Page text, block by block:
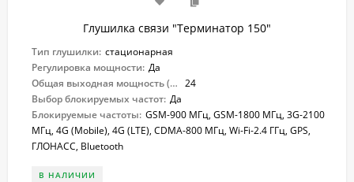
Глушилка связи "Терминатор 150"
Тип глушилки: стационарная
Регулировка мощности: Да
Общая выходная мощность (Вт): 24
Выбор блокируемых частот: Да
Блокируемые частоты: GSM-900 МГц, GSM-1800 МГц, 3G-2100
МГц, 4G (Mobile), 4G (LTE), CDMA-800 МГц, Wi-Fi-2.4 ГГц, GPS,
ГЛОНАСС, Bluetooth
В НАЛИЧИИ